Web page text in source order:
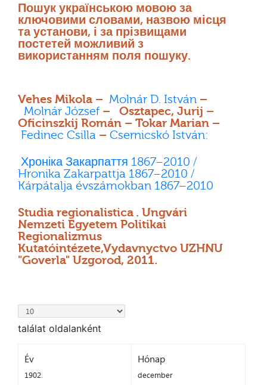
Пошук українською мовою за
ключовими словами, назвою місця
та установи, і за прізвищами
постетей можливий з
використанням поля пошуку.
Vehes Mikola – Molnár D. István –
Molnár József – Osztapec, Jurij –
Oficinszkij Román – Tokar Marian –
Fedinec Csilla – Csernicskó István:
Хроніка Закарпаття 1867–2010 /
Hronika Zakarpattja 1867–2010 /
Kárpátalja évszámokban 1867–2010
Studia regionalistica . Ungvári
Nemzeti Egyetem Politikai
Regionalizmus
Kutatóintézete,Vydavnyctvo UZHNU
"Goverla" Uzgorod, 2011.
találat oldalanként
Év
1902.
Hónap
december